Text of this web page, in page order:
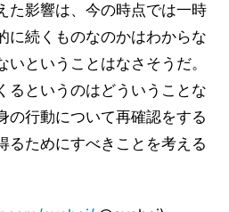
た影響は、今の時点では一時
に続くものなのかはわからな
ということはなさそうだ。
るというのはどういうことな
の行動について再確認をする
るためにすべきことを考える